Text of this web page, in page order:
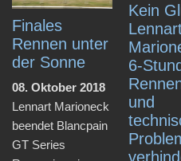
Finales
Rennen unter
der Sonne
08. Oktober 2018
Lennart Marioneck
beendet Blancpain
GT Series
Kein
6-
und